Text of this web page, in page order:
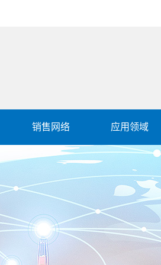
销售网络 应用领域